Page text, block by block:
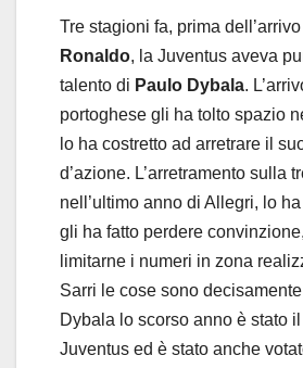
Tre stagioni fa, prima
Ronaldo, la Juventus aveva
talento di Paulo Dybala.
portoghese gli ha tolto spazio
lo ha costretto ad arretrare il
d’azione. L’arretramento sulla
nell’ultimo anno di Allegri, lo
gli ha fatto perdere
limitarne i numeri in zona
Sarri le cose sono
Dybala lo scorso anno è stato
Juventus ed è stato anche